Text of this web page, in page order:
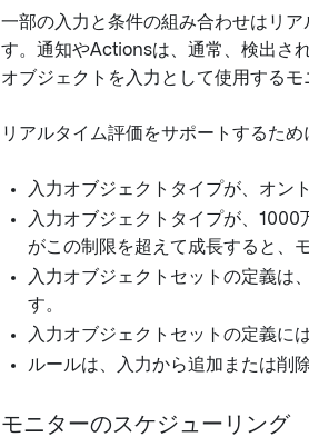
一部の入力と条件の組み合わせはリ
す。通知やActionsは、通常、検出さ
オブジェクトを入力として使用する
リアルタイム評価をサポートするた
入力オブジェクトタイプが、オン
入力オブジェクトタイプが、
がこの制限を超えて成長すると、
入力オブジェクトセットの定義は
す。
入力オブジェクトセットの定義に
ルールは、入力から追加または削
モニターのスケジューリング